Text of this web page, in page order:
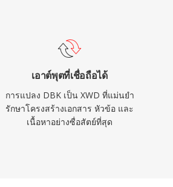
เอาต์พุตที่เชื่อถือได้
การแปลง DBK เป็น XWD ที่แม่นยำ
รักษาโครงสร้างเอกสาร หัวข้อ และ
เนื้อหาอย่างซื่อสัตย์ที่สุด